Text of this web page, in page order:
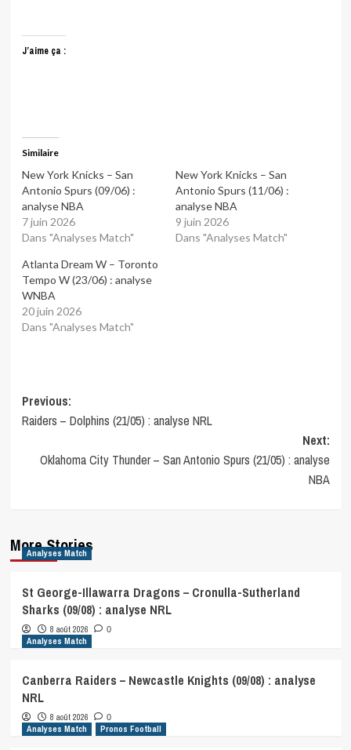
J’aime ça :
Similaire
New York Knicks – San
Antonio Spurs (09/06) :
analyse NBA
7 juin 2026
Dans "Analyses Match"
New York Knicks – San
Antonio Spurs (11/06) :
analyse NBA
9 juin 2026
Dans "Analyses Match"
Atlanta Dream W – Toronto
Tempo W (23/06) : analyse
WNBA
20 juin 2026
Dans "Analyses Match"
Post
navigation
Previous:
Raiders – Dolphins (21/05) : analyse NRL
Next:
Oklahoma City Thunder – San Antonio Spurs (21/05) : analyse
NBA
More Stories
Analyses Match
St George-Illawarra Dragons – Cronulla-Sutherland
Sharks (09/08) : analyse NRL
8 août 2026 0
Analyses Match
Canberra Raiders – Newcastle Knights (09/08) : analyse
NRL
8 août 2026 0
Analyses Match Pronos Football